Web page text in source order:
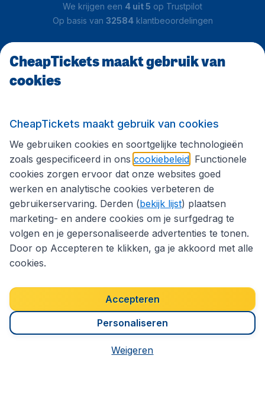
We krijgen een 4 uit 5 op Trustpilot
Op basis van 32584klantbeoordelingen
Klantenservice
Internationale sites
Volg CheapTickets.nl
Toegankelijkheidsverklaring
Algemene voorwaarden
CheapTickets maakt gebruik van
cookies
CheapTickets maakt gebruik van cookies
We gebruiken cookies en soortgelijke technologieën
zoals gespecificeerd in ons cookiebeleid . Functionele
cookies zorgen ervoor dat onze websites goed
werken en analytische cookies verbeteren de
gebruikerservaring. Derden (bekijk lijst) plaatsen
marketing- en andere cookies om je surfgedrag te
volgen en je gepersonaliseerde advertenties te tonen.
Door op Accepteren te klikken, ga je akkoord met alle
cookies.
Accepteren
Personaliseren
Weigeren